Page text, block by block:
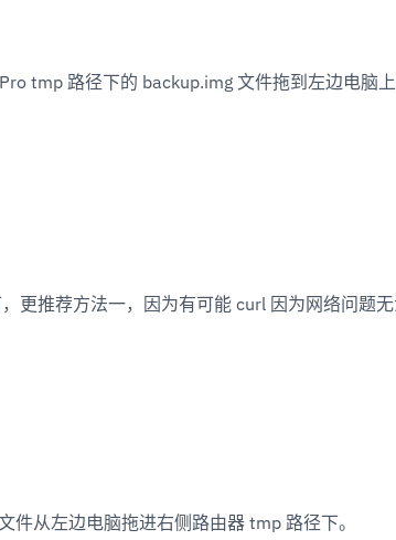
tmp 路径下的 backup.img 文件拖到左边电脑
更推荐方法一，因为有可能 curl 因为网络问题
件从左边电脑拖进右侧路由器 tmp 路径下。